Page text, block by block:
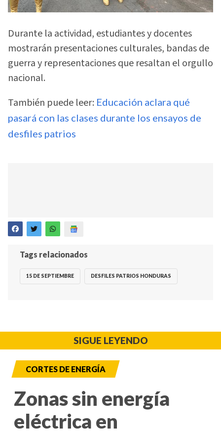
Durante la actividad, estudiantes y docentes
mostrarán presentaciones culturales, bandas de
guerra y representaciones que resaltan el orgullo
nacional.
También puede leer: Educación aclara qué
pasará con las clases durante los ensayos de
desfiles patrios
Tags relacionados
15 DE SEPTIEMBRE DESFILES PATRIOS HONDURAS
SIGUE LEYENDO
CORTES DE ENERGÍA
Zonas sin energía
eléctrica en